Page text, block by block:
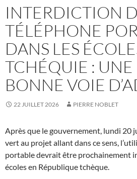
INTERDICTION
TÉLÉPHONE
DANS LES
TCHÉQUIE : UNE
BONNE VOIE
22 JUILLET 2026 PIERRE NOBLET
Après que le gouvernement, lundi 20
vert au projet allant dans ce sens,
portable devrait être prochainement
écoles en République tchèque.